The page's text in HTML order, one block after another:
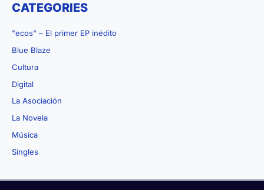
CATEGORIES
"ecos" – El primer EP inédito
Blue Blaze
Cultura
Digital
La Asociación
La Novela
Música
Singles